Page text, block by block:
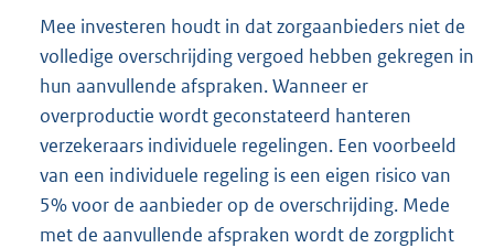
Mee investeren houdt in dat zorgaanbieders niet de
volledige overschrijding vergoed hebben gekregen in
hun aanvullende afspraken. Wanneer er
overproductie wordt geconstateerd hanteren
verzekeraars individuele regelingen. Een voorbeeld
van een individuele regeling is een eigen risico van
5% voor de aanbieder op de overschrijding. Mede
met de aanvullende afspraken wordt de zorgplicht